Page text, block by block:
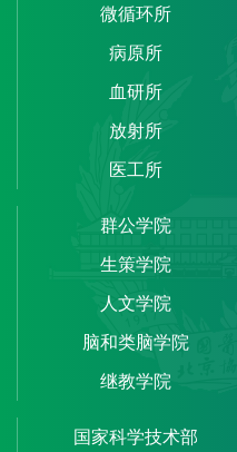
微循环所
病原所
血研所
放射所
医工所
群公学院
生策学院
人文学院
脑和类脑学院
继教学院
国家科学技术部